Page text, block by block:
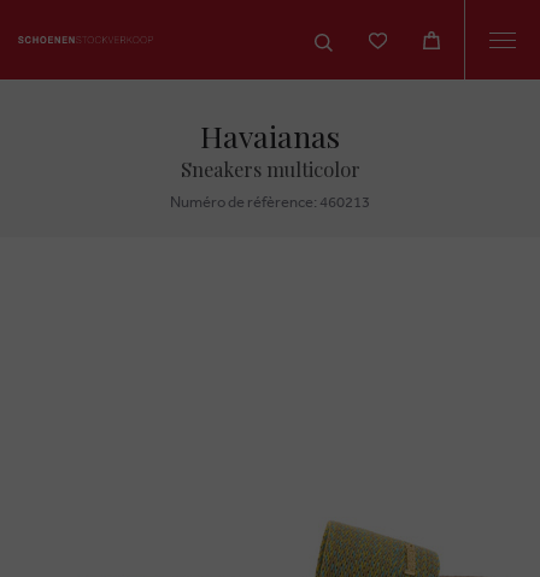
Havaianas
Sneakers multicolor
Numéro de réfèrence: 460213